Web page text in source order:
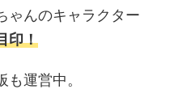
ゃんのキャラクター
印！
運営中。